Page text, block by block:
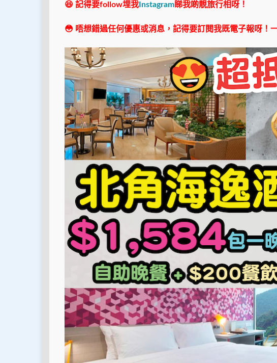
😆 記得要follow埋我 Instagram睇我啲靚旅行相呀！
😳 唔想錯過任何優惠或消息，記得要訂閱我既電子報呀！